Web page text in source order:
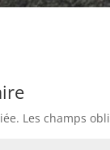
Les champs